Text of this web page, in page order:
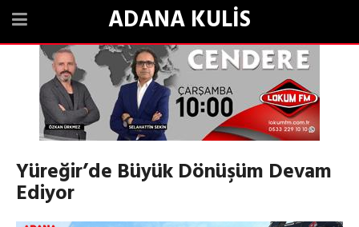
ADANA KULİS
Yüreğir’de Büyük Dönüşüm Devam
Ediyor